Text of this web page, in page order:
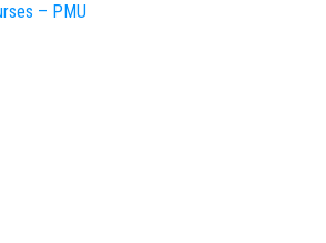
– PMU